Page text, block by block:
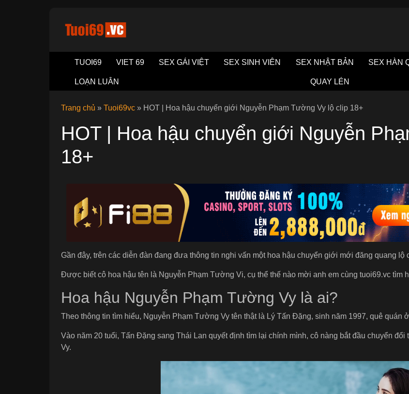
TUOI69 VIET 69 SEX GÁI VIỆT SEX SINH VIÊN SEX NHẬT BẢN SEX HÀN
LOẠN LUÂN QUAY LÉN
Trang chủ » Tuoi69vc » HOT | Hoa hậu chuyển giới Nguyễn Phạm Tường Vy lộ clip 18+
HOT | Hoa hậu chuyển giới Nguyễn
18+
Gần đây, trên các diễn đàn đang đưa thông tin nghi vấn một hoa hậu chuyển giới mới đăng quang lộ
Được biết cô hoa hậu tên là Nguyễn Phạm Tường Vi, cụ thể thế nào mời anh em cùng tuoi69.vc tìm
Hoa hậu Nguyễn Phạm Tường Vy là ai?
Theo thông tin tìm hiểu, Nguyễn Phạm Tường Vy tên thật là Lý Tấn Đặng, sinh năm 1997, quê quán
Vào năm 20 tuổi, Tấn Đặng sang Thái Lan quyết định tìm lại chính mình, cô nàng bắt đầu chuyển
Vy.